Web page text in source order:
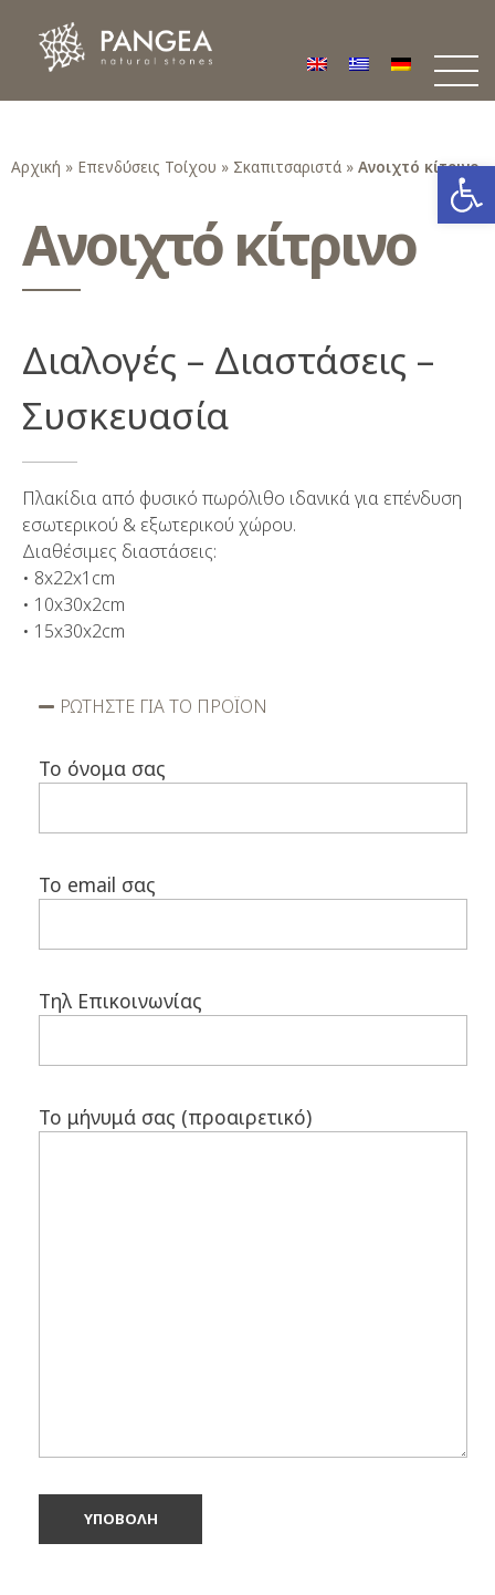
Αρχική » Επενδύσεις Τοίχου » Σκαπιτσαριστά » Ανοιχτό κίτρινο
Διαλογές – Διαστάσεις –
Συσκευασία
Πλακίδια από φυσικό πωρόλιθο ιδανικά για επένδυση
εσωτερικού & εξωτερικού χώρου.
Διαθέσιμες διαστάσεις:
• 8x22x1cm
• 10x30x2cm
• 15x30x2cm
ΡΩΤΗΣΤΕ ΓΙΑ ΤΟ ΠΡΟΪΟΝ
Το όνομα σας
Το email σας
Τηλ Επικοινωνίας
Το μήνυμά σας (προαιρετικό)
Ανοιχτό κίτρινο